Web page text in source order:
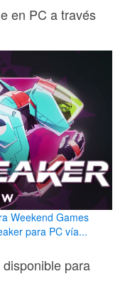
en PC a través
Weekend Games
para PC vía...
para